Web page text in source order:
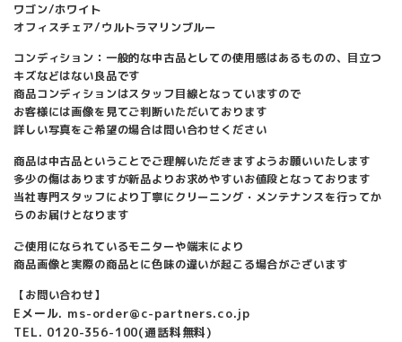
ワゴン/ホワイト
オフィスチェア/ウルトラマリンブルー
コンディション：一般的な中古品としての使用感はあるものの、目立つ
キズなどはない良品です
商品コンディションはスタッフ目線となっていますので
お客様には画像を見てご判断いただいております
詳しい写真をご希望の場合は問い合わせください
商品は中古品ということでご理解いただきますようお願いいたします
多少の傷はありますが新品よりお求めやすいお値段となっております
当社専門スタッフにより丁寧にクリーニング・メンテナンスを行ってか
らのお届けとなります
ご使用になられているモニターや端末により
商品画像と実際の商品とに色味の違いが起こる場合がございます
【お問い合わせ】
Eメール. ms-order@c-partners.co.jp
TEL. 0120-356-100(通話料無料)